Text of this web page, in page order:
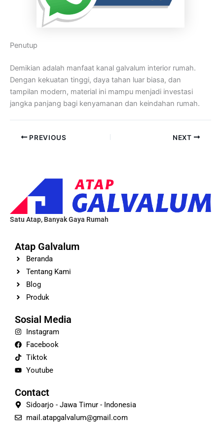
Penutup
Demikian adalah manfaat kanal galvalum interior rumah.
Dengan kekuatan tinggi, daya tahan luar biasa, dan
tampilan modern, material ini mampu menjadi investasi
jangka panjang bagi kenyamanan dan keindahan rumah.
PREVIOUS NEXT
Satu Atap, Banyak Gaya Rumah
Atap Galvalum
Beranda
Tentang Kami
Blog
Produk
Sosial Media
Instagram
Facebook
Tiktok
Youtube
Contact
Sidoarjo - Jawa Timur - Indonesia
mail.atapgalvalum@gmail.com